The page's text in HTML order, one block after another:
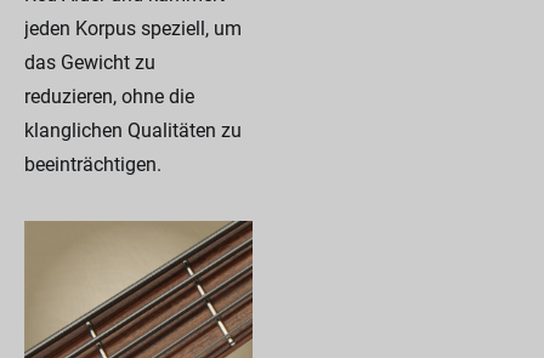
jeden Korpus speziell, um
das Gewicht zu
reduzieren, ohne die
klanglichen Qualitäten zu
beeinträchtigen.